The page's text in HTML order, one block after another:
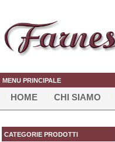
MENU PRINCIPALE
HOME CHI SIAMO
CATEGORIE PRODOTTI